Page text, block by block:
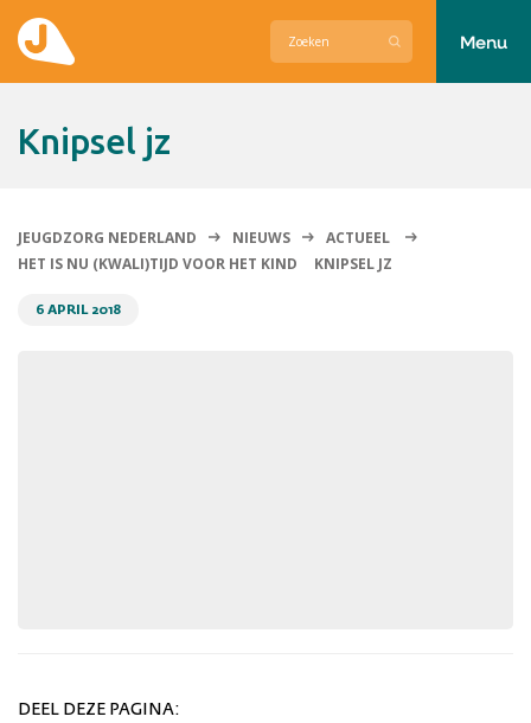
Hier zetten wij ons voor in
Menu
Knipsel jz
JEUGDZORG NEDERLAND NIEUWS
ACTUEEL
HET IS NU (KWALI)TIJD VOOR HET KIND
KNIPSEL JZ
6 APRIL 2018
DEEL DEZE PAGINA: